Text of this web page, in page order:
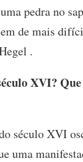
pedra no
de mais
.
XVI?
século XVI
uma